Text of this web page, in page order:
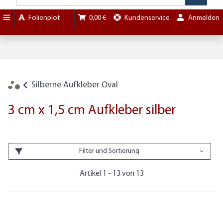
Folienplot 0,00 € Kundenservice Anmelden
Silberne Aufkleber Oval
3 cm x 1,5 cm Aufkleber silber
Filter und Sortierung
Artikel 1 - 13 von 13